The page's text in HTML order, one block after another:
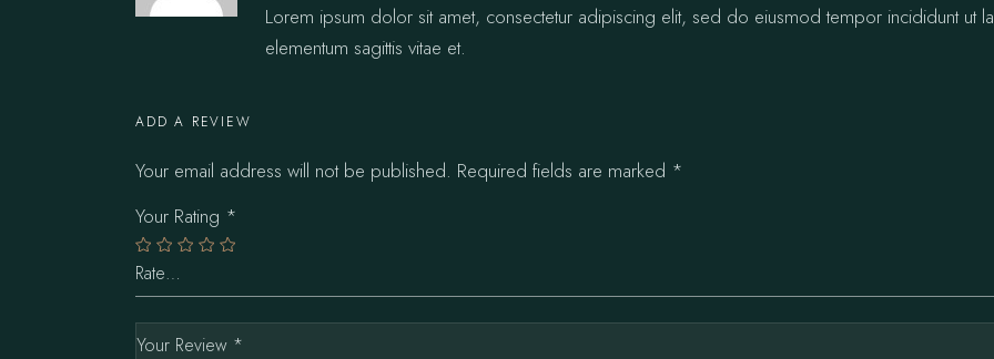
Lorem ipsum dolor sit amet, consectetur adipiscing elit, sed do eiusmod tempor incididunt ut
elementum sagittis vitae et.
ADD A REVIEW
Your email address will not be published. Required fields are marked *
Your Rating *